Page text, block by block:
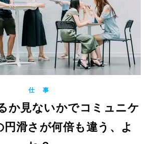
仕 事
か見ないかでコミュニケ
円滑さが何倍も違う、よ